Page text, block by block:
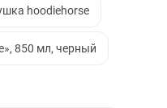
hoodiehorse
850 мл, черный